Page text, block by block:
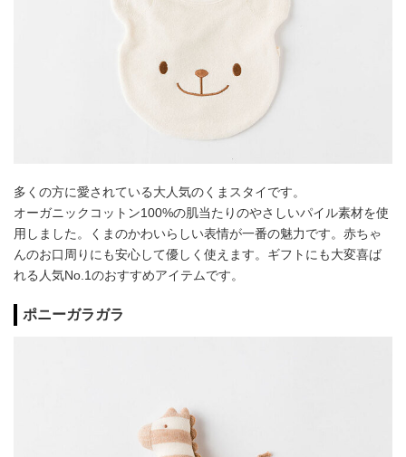
多くの方に愛されている大人気のくまスタイです。
オーガニックコットン100%の肌当たりのやさしいパイル素材を使
用しました。くまのかわいらしい表情が一番の魅力です。赤ちゃ
んのお口周りにも安心して優しく使えます。ギフトにも大変喜ば
れる人気No.1のおすすめアイテムです。
ポニーガラガラ